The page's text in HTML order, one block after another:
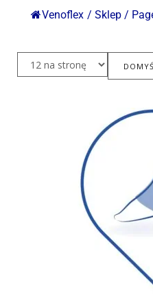
Venoflex / Sklep /